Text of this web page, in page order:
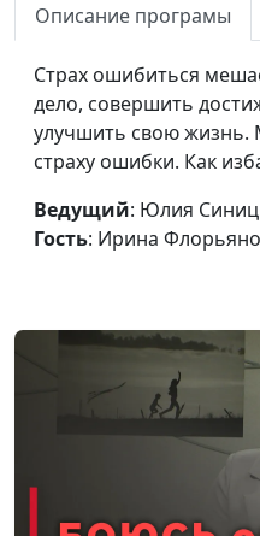
Как определить свой
привязанности
Эмоциональная
холодность — в чём
проблема?
Норма жизни: как к ней
Эгоизм как полезное
качество
убеждения
Описание програмы
Страх ошибиться
дело, совершить
улучшить свою
страху ошибки. Как
Ведущий: Юлия
Гость: Ирина